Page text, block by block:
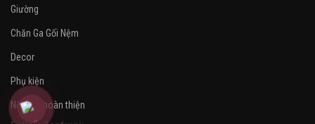
Giường
Chăn Ga Gối Nệm
Decor
Phụ kiện
Nội thất hoàn thiện